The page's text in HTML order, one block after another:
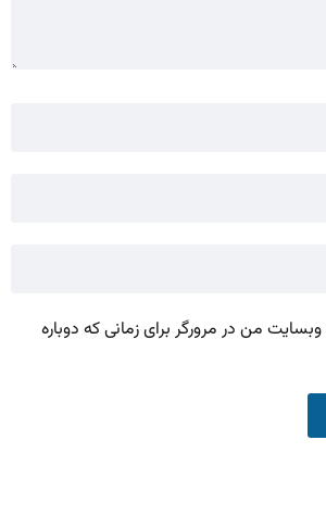
من در مرورگر برای زمانی که دوباره